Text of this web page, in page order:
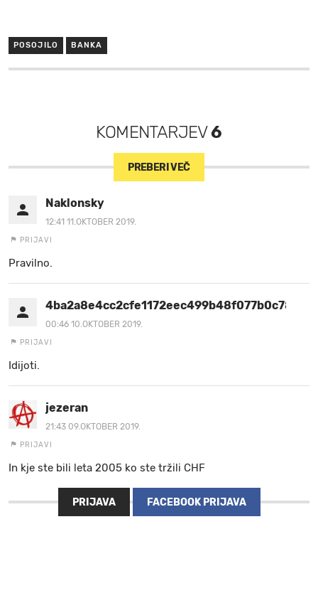
POSOJILO BANKA
KOMENTARJEV6
PREBERI VEČ
Naklonsky
12:41 11.OKTOBER 2019.
PRIJAVI
Pravilno.
00:46 10.OKTOBER 2019.
PRIJAVI
Idijoti.
jezeran
21:43 09.OKTOBER 2019.
PRIJAVI
In kje ste bili leta 2005 ko ste tržili CHF
PRIJAVA FACEBOOK PRIJAVA